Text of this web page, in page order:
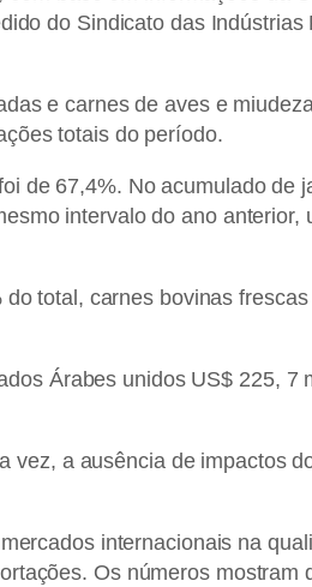
do Sindicato das Indústrias
e carnes de aves e
totais do período.
de 67,4%. No acumulado de
intervalo do ano anterior,
total, carnes bovinas
Árabes unidos US$ 225, 7
vez, a ausência de impactos
internacionais na
Os números mostram